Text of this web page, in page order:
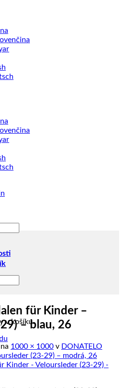
v košíku.
für Kinder –
– blau, 26
na 1000 × 1000 v DONATELO
(23-29) – modrá, 26